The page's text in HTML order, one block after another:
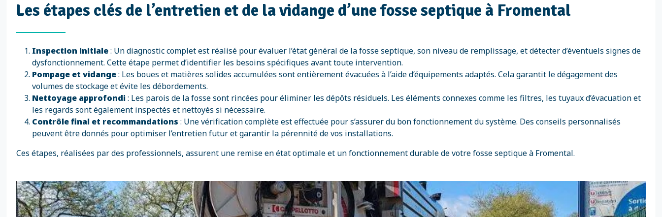
Les étapes clés de l’entretien et de la vidange d’une fosse septique à Fromental
Inspection initiale: Un diagnostic complet est réalisé pour évaluer l’état général de la fosse septique, son niveau de remplissage, et détecter d’éventuels signes de
dysfonctionnement. Cette étape permet d’identifier les besoins spécifiques avant toute intervention.
Pompage et vidange: Les boues et matières solides accumulées sont entièrement évacuées à l’aide d’équipements adaptés. Cela garantit le dégagement des
volumes de stockage et évite les débordements.
Nettoyage approfondi: Les parois de la fosse sont rincées pour éliminer les dépôts résiduels. Les éléments connexes comme les filtres, les tuyaux d’évacuation et
les regards sont également inspectés et nettoyés si nécessaire.
Contrôle final et recommandations : Une vérification complète est effectuée pour s’assurer du bon fonctionnement du système. Des conseils personnalisés
peuvent être donnés pour optimiser l’entretien futur et garantir la pérennité de vos installations.
Ces étapes, réalisées par des professionnels, assurent une remise en état optimale et un fonctionnement durable de votre fosse septique à Fromental.